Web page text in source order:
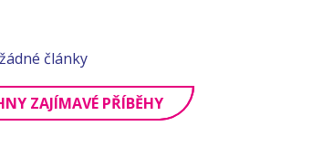
články
ZAJÍMAVÉ PŘÍBĚHY